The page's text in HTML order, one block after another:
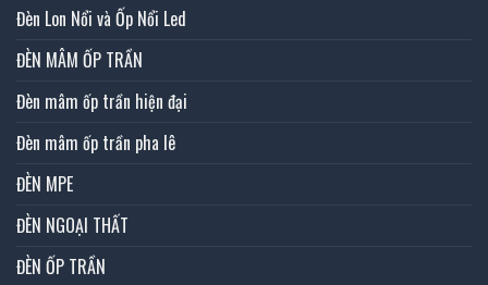
Đèn Lon Nổi và Ốp Nổi Led
ĐÈN MÂM ỐP TRẦN
Đèn mâm ốp trần hiện đại
Đèn mâm ốp trần pha lê
ĐÈN MPE
ĐÈN NGOẠI THẤT
ĐÈN ỐP TRẦN